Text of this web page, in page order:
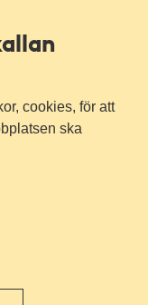
cookies, för att
ska